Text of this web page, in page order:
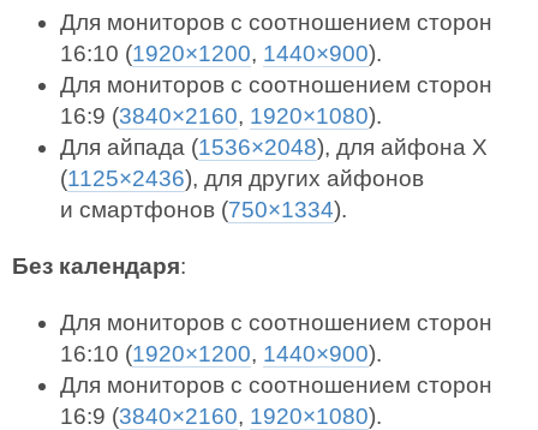
Для мониторов с соотношением сторон
16:10 (1920×1200, 1440×900).
Для мониторов с соотношением сторон
16:9 (3840×2160, 1920×1080).
Для айпада (1536×2048), для айфона X
(1125×2436), для других айфонов
и смартфонов (750×1334).
Без календаря:
Для мониторов с соотношением сторон
16:10 (1920×1200, 1440×900).
Для мониторов с соотношением сторон
16:9 (3840×2160, 1920×1080).